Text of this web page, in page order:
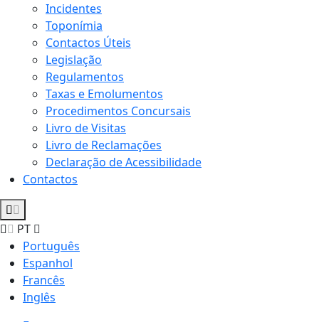
Incidentes
Toponímia
Contactos Úteis
Legislação
Regulamentos
Taxas e Emolumentos
Procedimentos Concursais
Livro de Visitas
Livro de Reclamações
Declaração de Acessibilidade
Contactos
PT
Português
Espanhol
Francês
Inglês